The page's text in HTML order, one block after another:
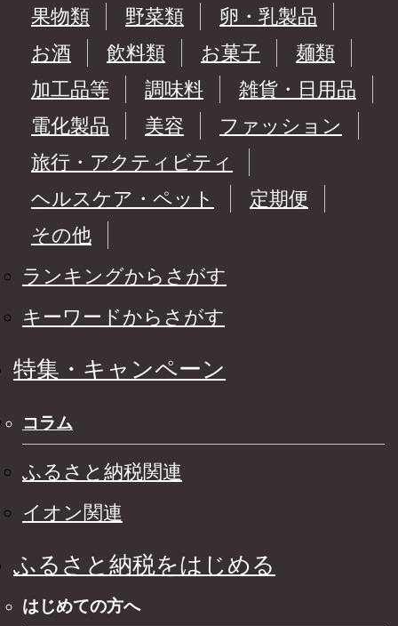
果物類
野菜類
卵・乳製品
お酒
飲料類 お菓子
麺類
加工品等
調味料
雑貨・日用品
電化製品
美容
ファッション
旅行・アクティビティ
ヘルスケア・ペット
定期便
その他
ランキングからさがす
キーワードからさがす
特集・キャンペーン
コラム
ふるさと納税関連
イオン関連
ふるさと納税をはじめる
はじめての方へ